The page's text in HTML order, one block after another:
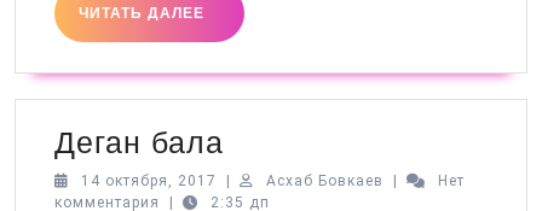
ЧИТАТЬ ДАЛЕЕ
ЧИТАТЬ
ДАЛЕЕ
Деган бала
бала
14 октября, 2017 14
октября,
Асхаб Бовкаев Асхаб
Нет
комментария
2:35 дп